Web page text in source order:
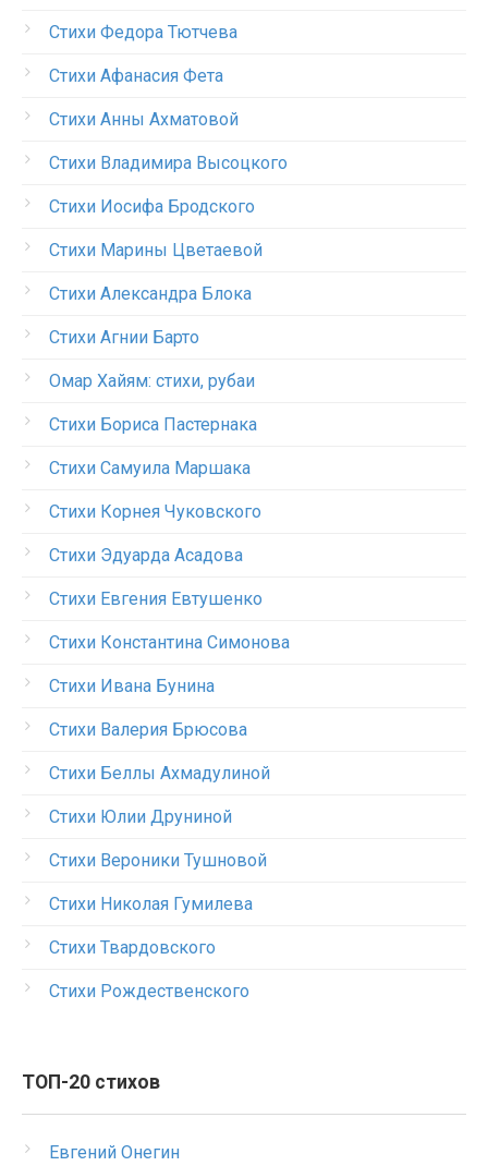
Стихи Федора Тютчева
Стихи Афанасия Фета
Стихи Анны Ахматовой
Стихи Владимира Высоцкого
Стихи Иосифа Бродского
Стихи Марины Цветаевой
Стихи Александра Блока
Стихи Агнии Барто
Омар Хайям: стихи, рубаи
Стихи Бориса Пастернака
Стихи Самуила Маршака
Стихи Корнея Чуковского
Стихи Эдуарда Асадова
Стихи Евгения Евтушенко
Стихи Константина Симонова
Стихи Ивана Бунина
Стихи Валерия Брюсова
Стихи Беллы Ахмадулиной
Стихи Юлии Друниной
Стихи Вероники Тушновой
Стихи Николая Гумилева
Стихи Твардовского
Стихи Рождественского
ТОП-20 стихов
Евгений Онегин